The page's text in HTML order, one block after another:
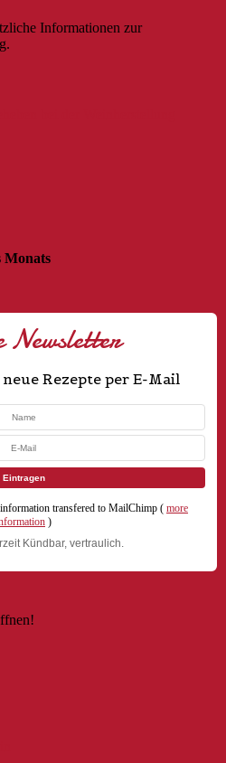
Informationen zur
Monats
Newsletter
Rezepte per E-Mail
transfered to MailChimp ( more
)
Kündbar, vertraulich.